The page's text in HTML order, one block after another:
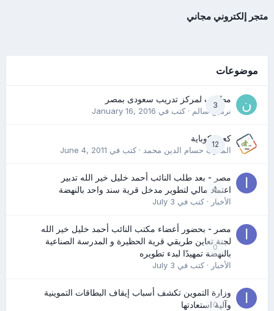
متجر إلكتروني مجاني
موضوعات
3
مطلوب لمركز تدريب سعودى بمصر
نرمين سالم· كتب في January 16, 2016
12
كعب كوباية
المدرب حسام الدين محمد· كتب في June 4, 2011
0
مصر - بعد طلب النائب أحمد خليل خير الله تدبير
اعتماد مالي لتطوير مدخل قرية سند واحد بالنهضة
الأخبار· كتب في July 3
0
مصر - بحضور أعضاء مكتب النائب أحمد خليل خير الله
لجنة تعاين طريقي قرية الحظيرة و المدرسة الصناعية
بالنهضة تمهيدًا لبدء تطويره
الأخبار· كتب في July 3
0
وزارة التموين تكشف أسباب إيقاف البطاقات التموينية
وآلية استعادتها